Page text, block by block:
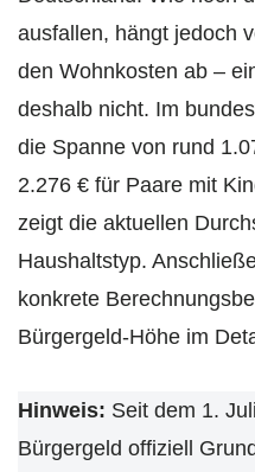
ausfallen, hängt jedoch
den Wohnkosten ab –
deshalb nicht. Im
die Spanne von rund
2.276 € für Paare mit
zeigt die aktuellen
Haushaltstyp.
konkrete
Bürgergeld-Höhe im
Hinweis: Seit dem 1.
Bürgergeld offiziell